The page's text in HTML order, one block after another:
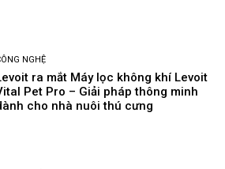
NGHỆ
ra mắt Máy lọc không khí Levoit
Pet Pro – Giải pháp thông minh
cho nhà nuôi thú cưng